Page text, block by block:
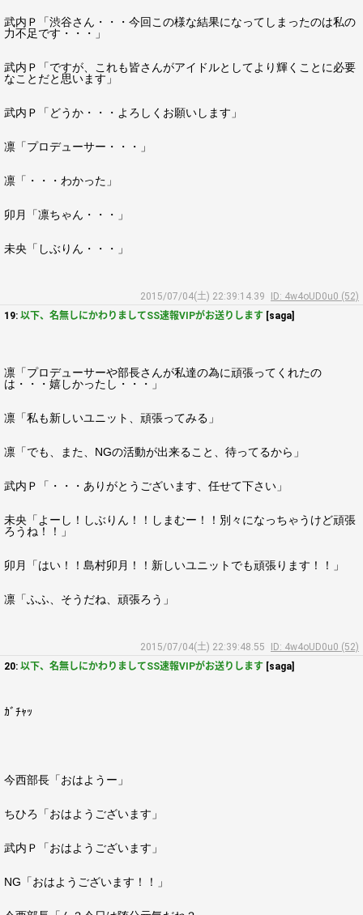
武内Ｐ「渋谷さん・・・今回この様な結果になってしまったのは私の
力不足です・・・」
武内Ｐ「ですが、これも皆さんがアイドルとしてより輝くことに必要
なことだと思います」
武内Ｐ「どうか・・・よろしくお願いします」
凛「プロデューサー・・・」
凛「・・・わかった」
卯月「凛ちゃん・・・」
未央「しぶりん・・・」
2015/07/04(土) 22:39:14.39
ID: 4w4oUD0u0 (52)
19: 以下、名無しにかわりましてSS速報VIPがお送りします [saga]
凛「プロデューサーや部長さんが私達の為に頑張ってくれたの
は・・・嬉しかったし・・・」
凛「私も新しいユニット、頑張ってみる」
凛「でも、また、NGの活動が出来ること、待ってるから」
武内Ｐ「・・・ありがとうございます、任せて下さい」
未央「よーし！しぶりん！！しまむー！！別々になっちゃうけど頑張
ろうね！！」
卯月「はい！！島村卯月！！新しいユニットでも頑張ります！！」
凛「ふふ、そうだね、頑張ろう」
2015/07/04(土) 22:39:48.55
ID: 4w4oUD0u0 (52)
20: 以下、名無しにかわりましてSS速報VIPがお送りします [saga]
ｶﾞﾁｬｯ
今西部長「おはようー」
ちひろ「おはようございます」
武内Ｐ「おはようございます」
NG「おはようございます！！」